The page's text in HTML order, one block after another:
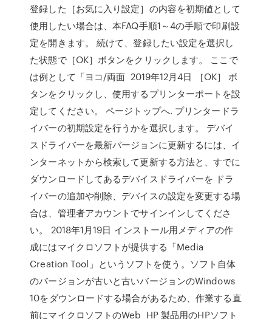
登録した［お気に入り設定］の内容を初期値として
使用したい場合は、本FAQ手順1～4の手順で印刷設
定を開きます。 続けて、登録したい設定を選択し
た状態で［OK］ボタンをクリックします。 ここで
は例として「ヨコ/両面 2019年12月4日 ［OK］ ボ
タンをクリックし、使用するプリンターポートを設
定してください。 ページトップへ. プリンタードラ
イバーの初期設定を行うかを選択します。 デバイ
スドライバーを最新バージョンに更新するには、イ
ンターネットから検索して更新する方法と、すでに
ダウンロードしてあるデバイスドライバーを ドラ
イバーの追加や削除、デバイスの設定を変更する場
合は、管理者アカウントでサインインしてくださ
い。 2018年1月19日 インストール用メディアの作
成にはマイクロソフトが提供する「Media
Creation Tool」というソフトを使う。ソフト自体
のバージョンが古いと古いバージョンのWindows
10をダウンロードする場合があるため、作業する直
前にマイクロソフトのWeb HP 製品用のHPソフト